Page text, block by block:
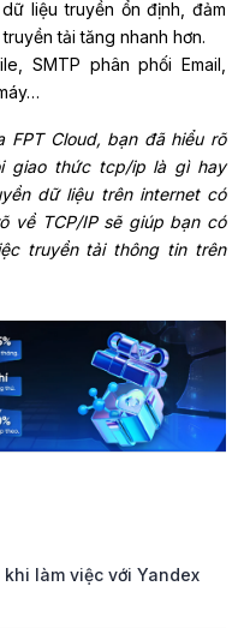
liệu truyền ổn định, đảm
tải tăng nhanh hơn.
SMTP phân phối Email,
FPT Cloud, bạn đã hiểu rõ
giao thức tcp/ip là gì hay
dữ liệu trên internet có
về TCP/IP sẽ giúp bạn có
truyền tải thông tin trên
làm việc với Yandex